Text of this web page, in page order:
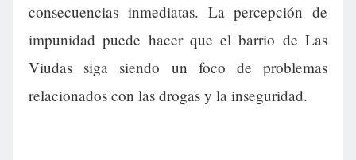
consecuencias inmediatas. La percepción de
impunidad puede hacer que el barrio de Las
Viudas siga siendo un foco de problemas
relacionados con las drogas y la inseguridad.